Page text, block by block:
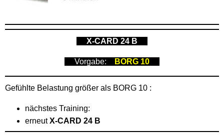
X-CARD 24 B
Vorgabe: BORG 10
Gefühlte Belastung größer als BORG 10 :
nächstes Training:
erneutX-CARD 24 B